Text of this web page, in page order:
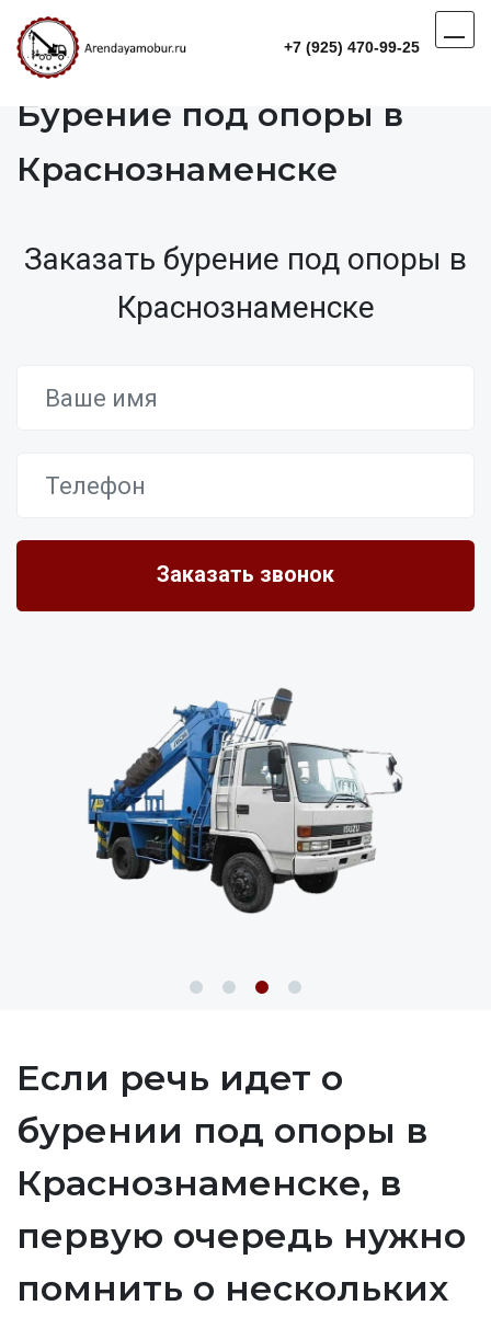
+7 (925) 470-99-25
Бурение под опоры в
Краснознаменске
Заказать бурение под опоры в
Краснознаменске
Если речь идет о
бурении под опоры в
Краснознаменске, в
первую очередь нужно
помнить о нескольких